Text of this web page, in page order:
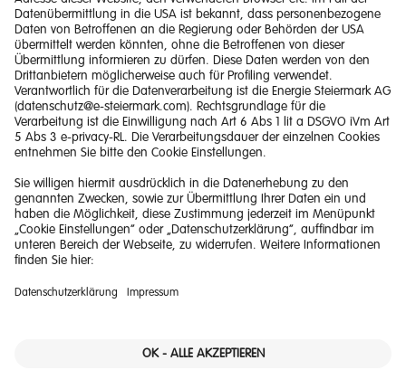
Impressum
Barrierefreiheitserklärung
Datenschutzerklärung